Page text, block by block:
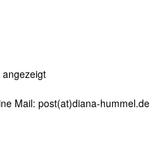
Mail: post(at)diana-hummel.de